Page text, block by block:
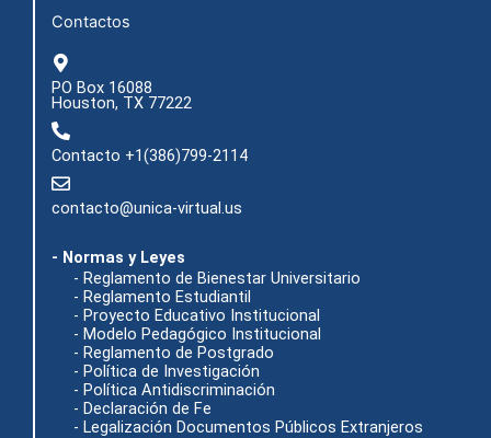
Contactos
PO Box 16088
Houston, TX 77222
Contacto +1(386)799-2114
contacto@unica-virtual.us
- Normas y Leyes
- Reglamento de Bienestar Universitario
- Reglamento Estudiantil
- Proyecto Educativo Institucional
- Modelo Pedagógico Institucional
- Reglamento de Postgrado
- Política de Investigación
- Política Antidiscriminación
- Declaración de Fe
- Legalización Documentos Públicos Extranjeros